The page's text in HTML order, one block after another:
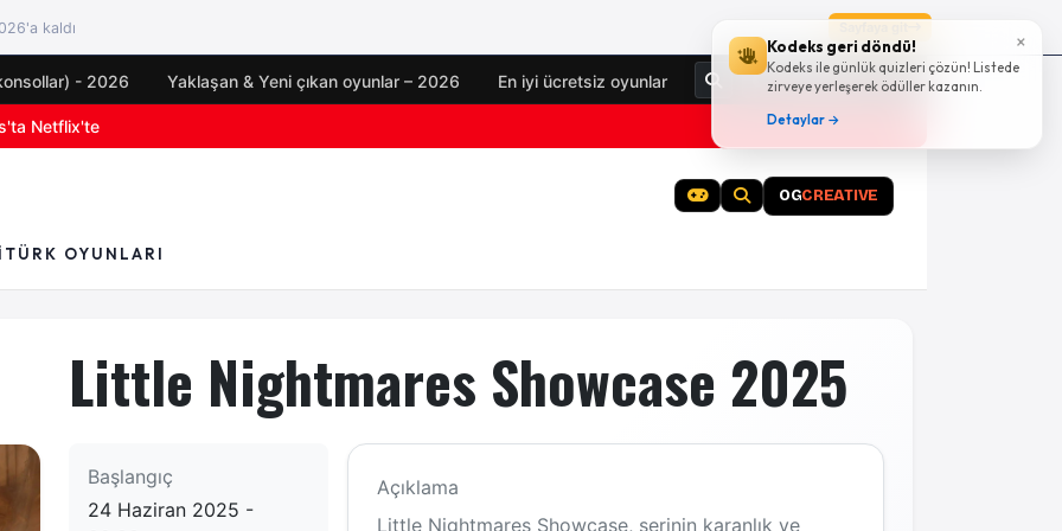
×
Kodeks geri döndü!
Kodeks ile günlük quizleri çözün! Listede
zirveye yerleşerek ödüller kazanın.
Detaylar →
kaldı
- 2026 Yaklaşan & Yeni çıkan oyunlar – 2026 En iyi ücretsiz oyunlar Giriş Yap
Netflix'te
duyuruları
OGCREATIVE
TÜRK OYUNLARI
Little Nightmares Showcase 2025
Başlangıç
24 Haziran 2025 -
Açıklama
Little Nightmares Showcase, serinin karanlık ve